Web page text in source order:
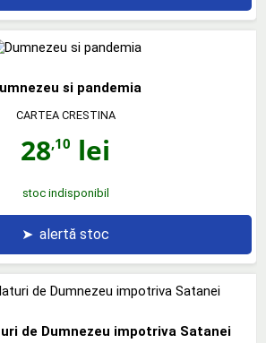
si pandemia
CARTEA CRESTINA
28,10 lei
stoc indisponibil
➤ alertă stoc
de Dumnezeu impotriva Satanei